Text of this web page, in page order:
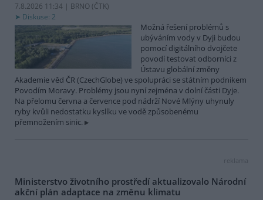
7.8.2026 11:34 | BRNO (ČTK)
Diskuse: 2
Možná řešení problémů s
ubýváním vody v Dyji budou
pomocí digitálního dvojčete
povodí testovat odborníci z
Ústavu globální změny
Akademie věd ČR (CzechGlobe) ve spolupráci se státním podnikem
Povodím Moravy. Problémy jsou nyní zejména v dolní části Dyje.
Na přelomu června a července pod nádrží Nové Mlýny uhynuly
ryby kvůli nedostatku kyslíku ve vodě způsobenému
přemnožením sinic.
reklama
Ministerstvo životního prostředí aktualizovalo Národní
akční plán adaptace na změnu klimatu